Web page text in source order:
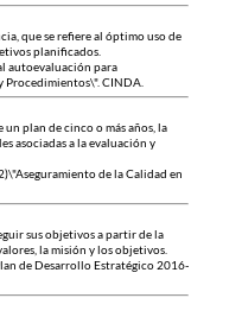
que se refiere al óptimo uso de
planificados.
autoevaluación para
Procedimientos\". CINDA.
plan de cinco o más años, la
asociadas a la evaluación y
de la Calidad en
sus objetivos a partir de la
la misión y los objetivos.
de Desarrollo Estratégico 2016-